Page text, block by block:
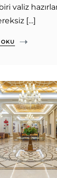
valiz
[…]